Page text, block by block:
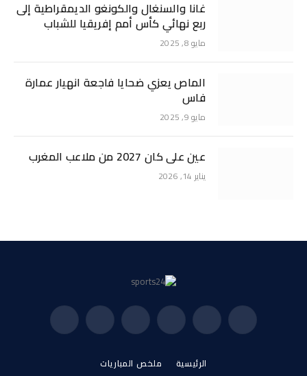
غانا والسنغال والكونغو الديمقراطية إلى
ربع نهائي كأس أمم إفريقيا للشباب
مايو 8, 2025
الماص يعزي ضحايا فاجعة انهيار عمارة
فاس
مايو 9, 2025
عين على كان 2027 من ملاعب المغرب
يناير 14, 2026
فيسبوك
(Twitter)
الانستغرام بينتيريست فيميو يوتيوب
الرئيسية ملخص المباريات